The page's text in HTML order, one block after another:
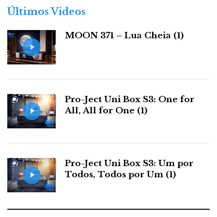
têm portagens caras e limites de velocidade?
Hoje qualquer carro dá 120. E o conforto, o silêncio, a
suavidade da marcha, a segurança, o arranque, a
travagem e – sejamos sinceros – o prazer de possuir e
exibir não contam? O motor de um Ferrari é música
para os seus ouvidos? Posso garantir-lhe que soa
muito melhor em DSD...
r
s
Últimos Videos
MOON 371 – Lua Cheia (1)
Pro-Ject Uni Box S3: One for
All, All for One (1)
Pro-Ject Uni Box S3: Um por
Todos, Todos por Um (1)